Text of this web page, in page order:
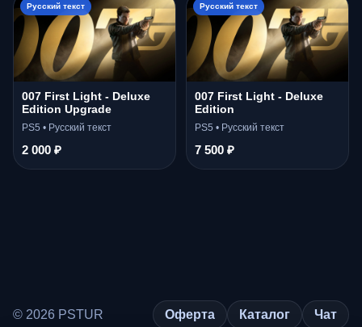
Русский текст
007 First Light - Deluxe
Edition Upgrade
PS5 • Русский текст
2 000 ₽
Русский текст
007 First Light - Deluxe
Edition
PS5 • Русский текст
7 500 ₽
© 2026 PSTUR Оферта Каталог Чат